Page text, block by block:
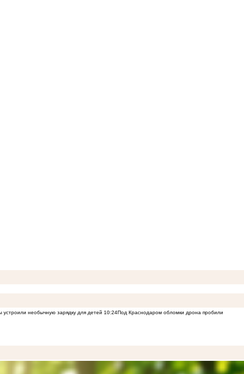
устроили необычную зарядку для детей 10:24Под Краснодаром обломки дрона пробили